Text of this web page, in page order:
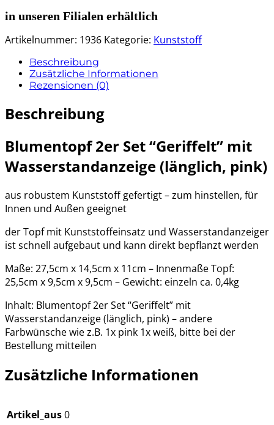
in unseren Filialen erhältlich
Artikelnummer: 1936 Kategorie: Kunststoff
Beschreibung
Zusätzliche Informationen
Rezensionen (0)
Beschreibung
Blumentopf 2er Set “Geriffelt” mit
Wasserstandanzeige (länglich, pink)
aus robustem Kunststoff gefertigt – zum hinstellen, für
Innen und Außen geeignet
der Topf mit Kunststoffeinsatz und Wasserstandanzeiger
ist schnell aufgebaut und kann direkt bepflanzt werden
Maße: 27,5cm x 14,5cm x 11cm – Innenmaße Topf:
25,5cm x 9,5cm x 9,5cm – Gewicht: einzeln ca. 0,4kg
Inhalt: Blumentopf 2er Set “Geriffelt” mit
Wasserstandanzeige (länglich, pink) – andere
Farbwünsche wie z.B. 1x pink 1x weiß, bitte bei der
Bestellung mitteilen
Zusätzliche Informationen
Artikel_aus0